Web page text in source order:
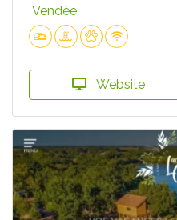
Vendée
Website